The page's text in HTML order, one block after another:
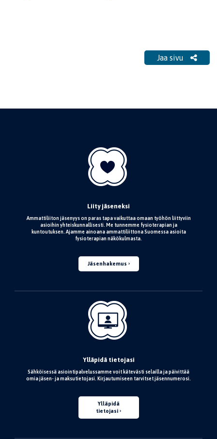
Jaa sivu
Liity jäseneksi
Ammattiliiton jäsenyys on paras tapa vaikuttaa omaan työhön liittyviin
asioihin yhteiskunnallisesti. Me tunnemme fysioterapian ja
kuntoutuksen. Ajamme ainoana ammattiliittona Suomessa asioita
fysioterapian näkökulmasta.
Jäsenhakemus
Ylläpidä tietojasi
Sähköisessä asiointipalvelussamme voit kätevästi selailla ja päivittää
omia jäsen- ja maksutietojasi. Kirjautumiseen tarvitset jäsennumerosi.
Ylläpidä
tietojasi